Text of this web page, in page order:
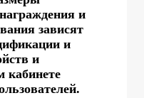
и
зависят
и
и
кабинете